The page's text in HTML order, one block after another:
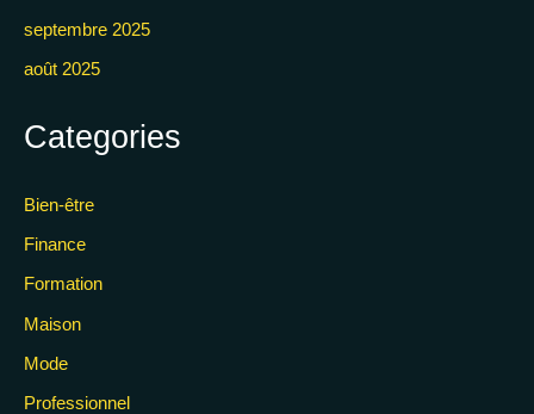
septembre 2025
août 2025
Categories
Bien-être
Finance
Formation
Maison
Mode
Professionnel